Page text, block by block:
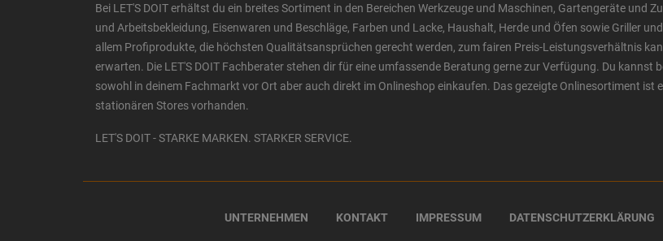
Bei LET'S DOIT erhältst du ein breites Sortiment in den Bereichen Werkzeuge und Maschinen, Gartengeräte und
und Arbeitsbekleidung, Eisenwaren und Beschläge, Farben und Lacke, Haushalt, Herde und Öfen sowie Griller
allem Profiprodukte, die höchsten Qualitätsansprüchen gerecht werden, zum fairen Preis-Leistungsverhältnis
erwarten. Die LET'S DOIT Fachberater stehen dir für eine umfassende Beratung gerne zur Verfügung. Du kannst
sowohl in deinem Fachmarkt vor Ort aber auch direkt im Onlineshop einkaufen. Das gezeigte Onlinesortiment ist
stationären Stores vorhanden.
LET'S DOIT - STARKE MARKEN. STARKER SERVICE.
UNTERNEHMEN KONTAKT IMPRESSUM DATENSCHUTZERKLÄRUNG